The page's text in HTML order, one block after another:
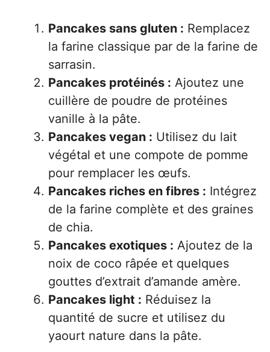
Pancakes sans gluten : Remplacez
la farine classique par de la farine de
sarrasin.
Pancakes protéinés : Ajoutez une
cuillère de poudre de protéines
vanille à la pâte.
Pancakes vegan : Utilisez du lait
végétal et une compote de pomme
pour remplacer les œufs.
Pancakes riches en fibres : Intégrez
de la farine complète et des graines
de chia.
Pancakes exotiques : Ajoutez de la
noix de coco râpée et quelques
gouttes d’extrait d’amande amère.
Pancakes light : Réduisez la
quantité de sucre et utilisez du
yaourt nature dans la pâte.